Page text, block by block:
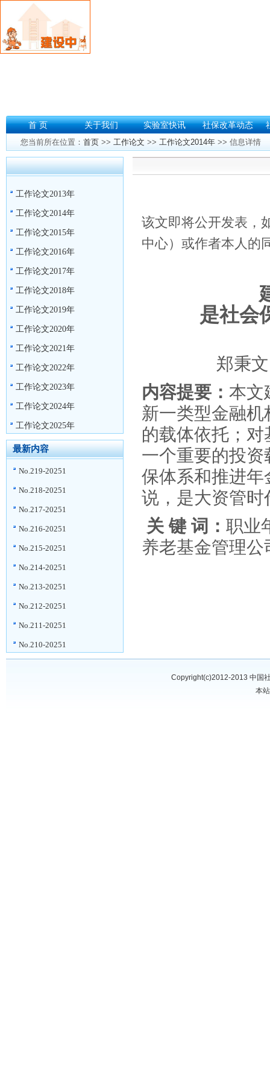
首 页 关于我们 实验室快讯 社保改革动态
您当前所在位置： 首页 >> 工作论文 >> 工作论文2014年 >> 信息详情
工作论文2013年
工作论文2014年
工作论文2015年
工作论文2016年
工作论文2017年
工作论文2018年
工作论文2019年
工作论文2020年
工作论文2021年
工作论文2022年
工作论文2023年
工作论文2024年
工作论文2025年
最新内容
No.219-20251
No.218-20251
No.217-20251
No.216-20251
No.215-20251
No.214-20251
No.213-20251
No.212-20251
No.211-20251
No.210-20251
该文即将公开发表，
中心）或作者本人
是社会
郑秉
内容提要： 本文
新一类型金融
的载体依托；
一个重要的投
保体系和推进
说，是大资管
关 键 词： 职业
养老基金管理公
Copyright(c)2012-2013 中国
本